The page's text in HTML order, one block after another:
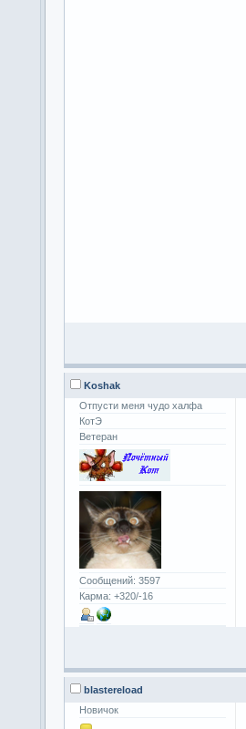
Koshak
Отпусти меня чудо халфа
КотЭ
Ветеран
Сообщений: 3597
Карма: +320/-16
blastereload
Новичок